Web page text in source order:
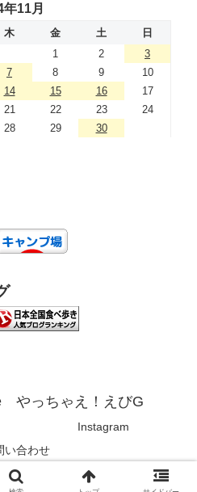
11月
木 金 土
日
1
2
3
7 8 9
10
14 15 16
17
21 22 23
24
28 29 30
やっちゃえ！えびG
Instagram
い合わせ
やっちゃえ！えびG.